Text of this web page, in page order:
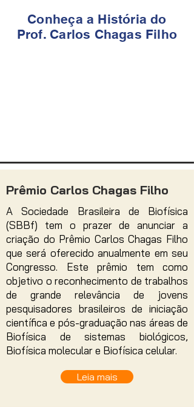
Conheça a História do
Prof. Carlos Chagas Filho
Prêmio Carlos Chagas Filho
A Sociedade Brasileira de Biofísica
(SBBf) tem o prazer de anunciar a
criação do Prêmio Carlos Chagas Filho
que será oferecido anualmente em seu
Congresso. Este prêmio tem como
objetivo o reconhecimento de trabalhos
de grande relevância de jovens
pesquisadores brasileiros de iniciação
científica e pós-graduação nas áreas de
Biofísica de sistemas biológicos,
Biofísica molecular e Biofísica celular.
Leia mais